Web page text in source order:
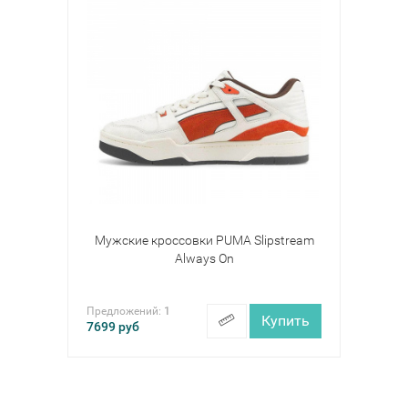
Мужские кроссовки PUMA Slipstream
Always On
Предложений: 1
7699руб Купить